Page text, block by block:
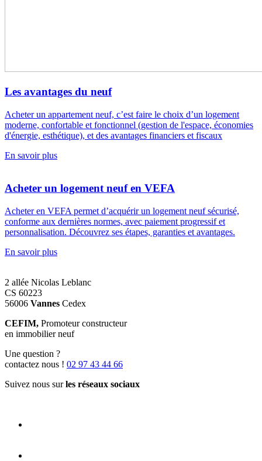
Les avantages du neuf
Acheter un appartement neuf, c’est faire le choix d’un logement
moderne, confortable et fonctionnel (gestion de l'espace, économies
d'énergie, esthétique), et des avantages financiers et fiscaux
En savoir plus
Acheter un logement neuf en VEFA
Acheter en VEFA permet d’acquérir un logement neuf sécurisé,
conforme aux dernières normes, avec paiement progressif et
personnalisation. Découvrez ses étapes, garanties et avantages.
En savoir plus
2 allée Nicolas Leblanc
CS 60223
56006 Vannes Cedex
CEFIM, Promoteur constructeur
en immobilier neuf
Une question ?
contactez nous ! 02 97 43 44 66
Suivez nous surles réseaux sociaux